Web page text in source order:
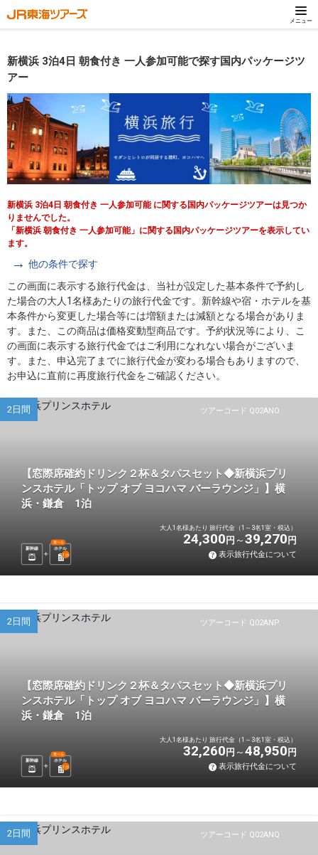
メニュー
新横浜 3泊4日 朝食付き 一人参加可能で探す国内パッケージツ
アー
新横浜 3泊4日 朝食付き 一人参加可能 に関する国内パッケージツアーは見つか
りませんでした。
「新横浜 朝食付き 一人参加可能」に関する国内パッケージツアーを表示してい
ます。
他の条件で探す
この画面に表示する旅行代金は、当社が設定した基本条件で予約し
た場合の大人1名様あたりの旅行代金です。新幹線や宿・ホテルを基
本条件から変更した場合等には増額または減額となる場合がありま
す。また、この商品は価格変動型商品です。予約状況等により、こ
の画面に表示する旅行代金ではご利用になれない場合がございま
す。また、申込完了までに旅行代金が変わる場合もありますので、
お申込に直前に再度旅行代金をご確認ください。
ツアーコード Q02ANO
2日間
【窓際席確約ドリンク２杯＆タパスセット◆新横浜プリ
ンスホテル「トップ オブ ヨコハマ バーラウンジ」】横
浜・鎌倉 1泊
新幹線 ホテル
選べる
1 泊
大人1名様あたり 旅行代金（1～3名1室・税込）
24,300 円 39,270 円
表示旅行代金について
ツアーコード Q02ANP
2日間
【窓際席確約ドリンク２杯＆タパスセット◆新横浜プリ
ンスホテル「トップ オブ ヨコハマ バーラウンジ」】横
浜・鎌倉 1泊
新幹線 ホテル
選べる
1 泊
大人1名様あたり 旅行代金（1～3名1室・税込）
32,260 円 48,950 円
表示旅行代金について
ツアーコード Q02ANQ
2日間